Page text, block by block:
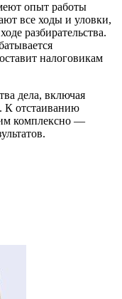
опыт работы
все ходы и уловки,
разбирательства.
налоговикам
дела, включая
К отстаиванию
комплексно —